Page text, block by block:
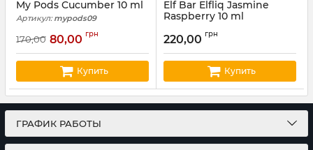
My Pods Cucumber 10 ml
Артикул:mypods09
170,00 80,00 грн
Купить
Elf Bar Elfliq Jasmine
Raspberry 10 ml
220,00 грн
Купить
ГРАФИК РАБОТЫ